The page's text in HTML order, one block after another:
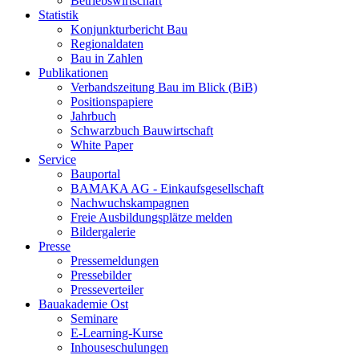
Statistik
Konjunkturbericht Bau
Regionaldaten
Bau in Zahlen
Publikationen
Verbandszeitung Bau im Blick (BiB)
Positionspapiere
Jahrbuch
Schwarzbuch Bauwirtschaft
White Paper
Service
Bauportal
BAMAKA AG - Einkaufsgesellschaft
Nachwuchskampagnen
Freie Ausbildungsplätze melden
Bildergalerie
Presse
Pressemeldungen
Pressebilder
Presseverteiler
Bauakademie Ost
Seminare
E-Learning-Kurse
Inhouseschulungen